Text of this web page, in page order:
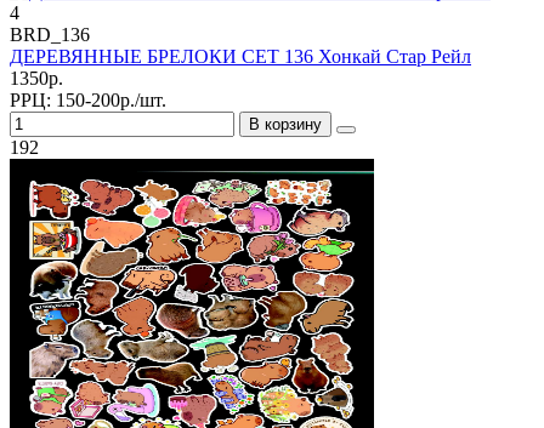
4
BRD_136
ДЕРЕВЯННЫЕ БРЕЛОКИ СЕТ 136 Хонкай Стар Рейл
1350р.
РРЦ: 150-200р./шт.
В корзину
192